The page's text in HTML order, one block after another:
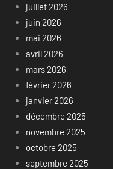
juillet 2026
juin 2026
mai 2026
avril 2026
mars 2026
février 2026
janvier 2026
décembre 2025
novembre 2025
octobre 2025
septembre 2025